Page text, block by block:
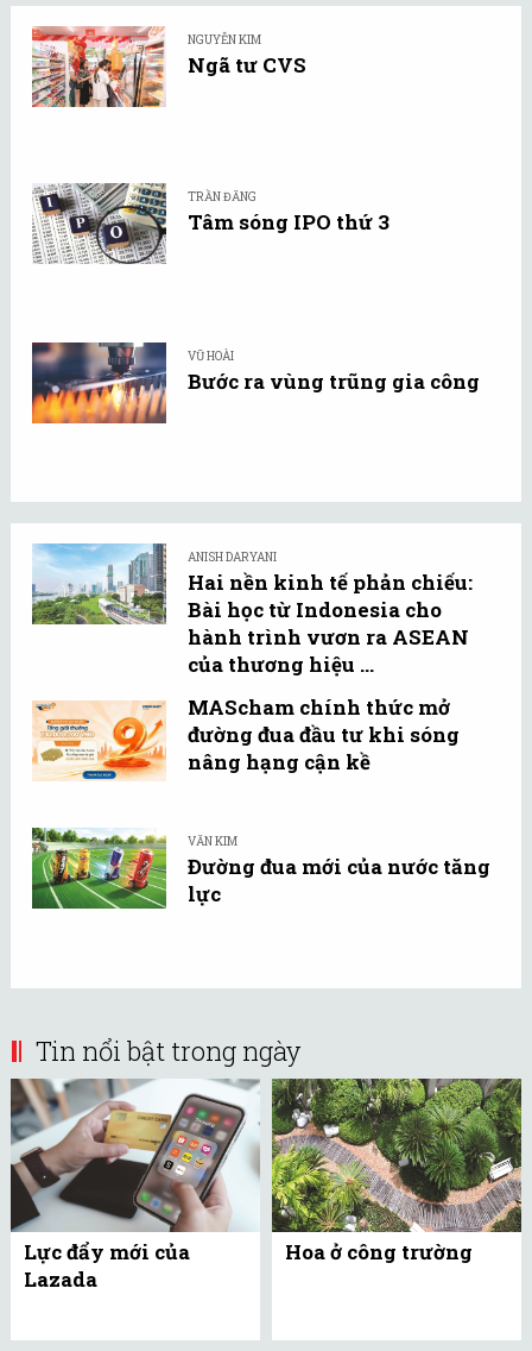
NGUYỄN KIM
Ngã tư CVS
TRẦN ĐĂNG
Tâm sóng IPO thứ 3
VŨ HOÀI
Bước ra vùng trũng gia công
ANISH DARYANI
Hai nền kinh tế phản chiếu:
Bài học từ Indonesia cho
hành trình vươn ra ASEAN
của thương hiệu ...
MAScham chính thức mở
đường đua đầu tư khi sóng
nâng hạng cận kề
VĂN KIM
Đường đua mới của nước tăng
lực
Tin nổi bật trong ngày
Lực đẩy mới của
Lazada
Hoa ở công trường